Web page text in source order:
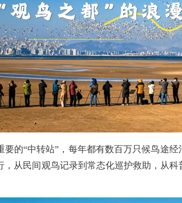
“中转站”，每年都有数百万只候鸟途经
从民间观鸟记录到常态化巡护救助，从